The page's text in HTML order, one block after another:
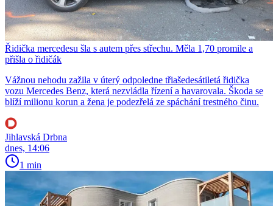
Řidička mercedesu šla s autem přes střechu. Měla 1,70 promile a
přišla o řidičák
Vážnou nehodu zažila v úterý odpoledne třiašedesátiletá řidička
vozu Mercedes Benz, která nezvládla řízení a havarovala. Škoda se
blíží milionu korun a žena je podezřelá ze spáchání trestného činu.
Jihlavská Drbna
dnes, 14:06
1 min